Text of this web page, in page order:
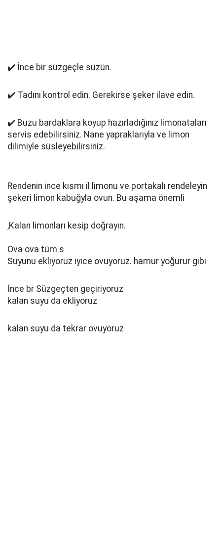
✔️ İnce bir süzgeçle süzün.
✔️ Tadını kontrol edin. Gerekirse şeker ilave edin.
✔️ Buzu bardaklara koyup hazırladığınız limonataları
servis edebilirsiniz. Nane yapraklarıyla ve limon
dilimiyle süsleyebilirsiniz.
Rendenin ince kısmı il limonu ve portakalı rendeleyin
şekeri limon kabuğyla ovun. Bu aşama önemli
,Kalan limonları kesip doğrayın.
Ova ova tüm s
Suyunu ekliyoruz iyice ovuyoruz. hamur yoğurur gibi
İnce br Süzgeçten geçiriyoruz
kalan suyu da ekliyoruz
kalan suyu da tekrar ovuyoruz